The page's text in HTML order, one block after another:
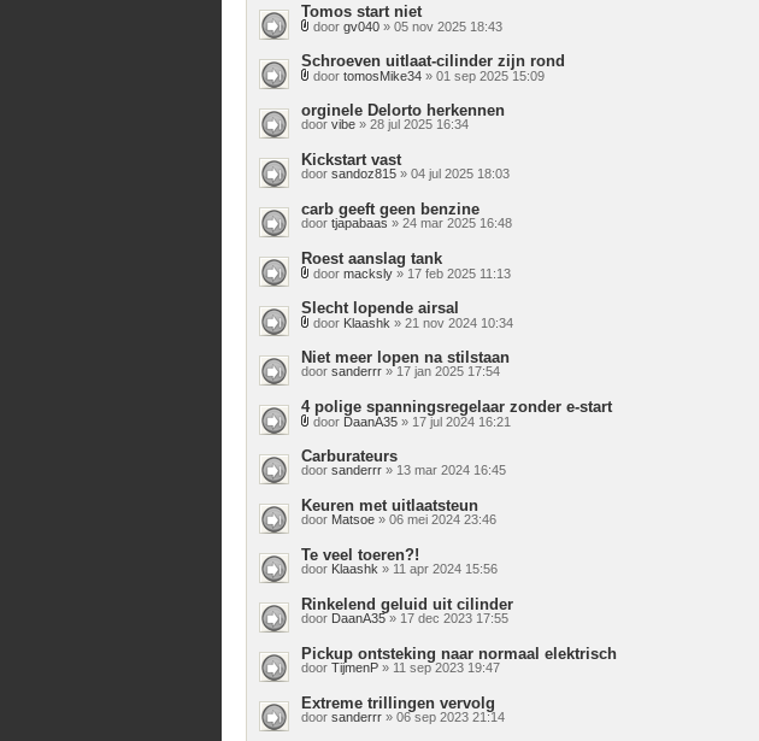
Tomos start niet
Bijlage(n)
door gv040» 05 nov 2025 18:43
Schroeven uitlaat-cilinder zijn rond
door tomosMike34» 01 sep 2025 15:09
orginele Delorto herkennen
door vibe» 28 jul 2025 16:34
Kickstart vast
door sandoz815» 04 jul 2025 18:03
carb geeft geen benzine
door tjapabaas » 24 mar 2025 16:48
Roest aanslag tank
door macksly» 17 feb 2025 11:13
Slecht lopende airsal
door Klaashk » 21 nov 2024 10:34
Niet meer lopen na stilstaan
door sanderrr» 17 jan 2025 17:54
4 polige spanningsregelaar zonder e-start
door DaanA35» 17 jul 2024 16:21
Carburateurs
door sanderrr» 13 mar 2024 16:45
Keuren met uitlaatsteun
door Matsoe» 06 mei 2024 23:46
Te veel toeren?!
door Klaashk » 11 apr 2024 15:56
Rinkelend geluid uit cilinder
door DaanA35» 17 dec 2023 17:55
Pickup ontsteking naar normaal elektrisch
door TijmenP» 11 sep 2023 19:47
Extreme trillingen vervolg
door sanderrr» 06 sep 2023 21:14